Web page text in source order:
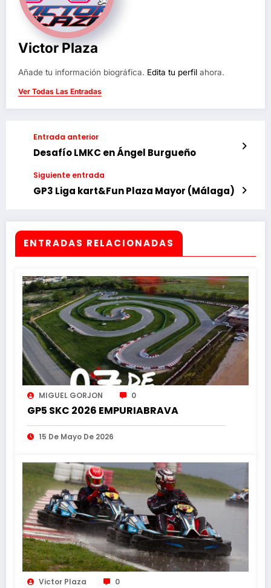
Victor Plaza
Añade tu información biográfica. Edita tu perfil ahora.
Ver Todas Las Entradas
Entrada anterior
Desafío LMKC en Ángel Burgueño
Siguiente entrada
GP3 Liga kart&Fun Plaza Mayor (Málaga)
ENTRADAS RELACIONADAS
MIGUEL GORJON 0
GP5 SKC 2026 EMPURIABRAVA
15 De Mayo De 2026
Victor Plaza 0